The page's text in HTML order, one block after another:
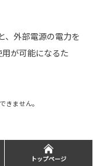
、外部電源の電力を
が可能になるた
きません。
トップページ